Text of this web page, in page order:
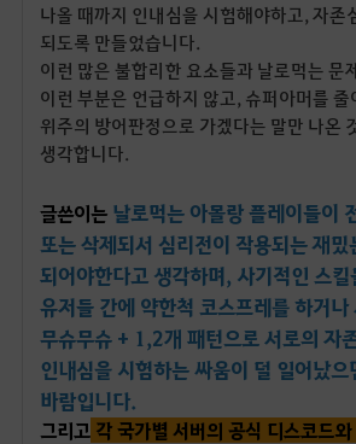
나올 때까지 인내심을 시험해야하고, 자존
되도록 만들었습니다.
이런 많은 불합리한 요소들과 날로먹는 문
이런 부분은 언급하지 않고, 슈퍼아머를 줄
위주의 방어판정으로 가겠다는 말만 나온
생각합니다.
글쓴이는 날로먹는 아몰랑 플레이들이
또는 삭제되서 심리전이 작용되는 재
되어야한다고 생각하며, 사기적인 스킬
유저들 간에 약한척 코스프레를 하거
무슈무슈 + 1,2개 패턴으로 서로의 자
인내심을 시험하는 싸움이 덜 일어났으
바람입니다.
그리고각 국가별 서버의 공식 디스코드